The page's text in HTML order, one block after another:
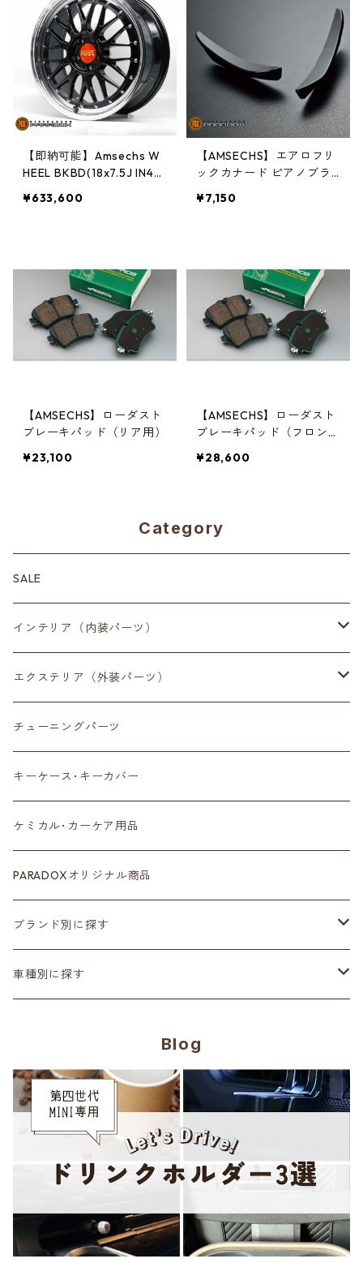
【即納可能】Amsechs W
HEEL BKBD(18x7.5J IN40
¥633,600
【AMSECHS】エアロフリ
ックカナード ピアノブラ
¥7,150
【AMSECHS】ローダスト
ブレーキパッド（リア用）
¥23,100
【AMSECHS】ローダスト
ブレーキパッド（フロント
¥28,600
Category
SALE
インテリア（内装パーツ）
収納小物
スマートフォン
センターディスプレイ
ルームミラー
カラーシートベルト
カーボン
ステアリング
CABANA
CRAFTPLUS
フロアマット
エクステリア（外装パーツ）
サイドミラー
アンテナ
タイヤ
ホイール
サスペンション･車高調
ヘッドランプ
ブラックアウト
カーボン
チューニングパーツ
キーケース･キーカバー
ケミカル･カーケア用品
PARADOXオリジナル商品
ブランド別に探す
Adam’ｓ Polishes
Amistad leather
CABANA
CRAFTPLUS
CRAVEN SPEED
車種別に探す
第二世代 R55~61
第三世代 F54/55/56/57/60
第四世代 F65/66/67・J01/05・U25
Blog